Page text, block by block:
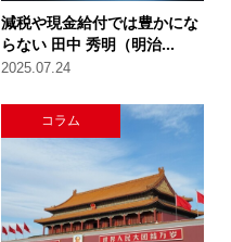
減税や現金給付では豊かにな
らない 田中 秀明（明治...
2025.07.24
コラム